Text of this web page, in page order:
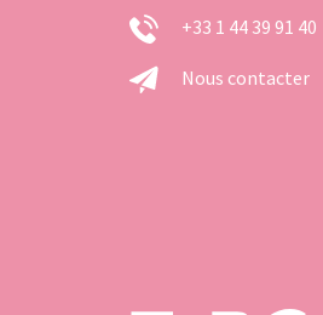
+33 1 44 39 91 40
Nous contacter